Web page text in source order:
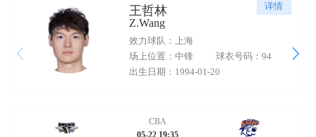
详情
王哲林
Z.Wang
效力球队：上海
场上位置：中锋
球衣号码：94
出生日期：1994-01-20
CBA
05-22 19:35